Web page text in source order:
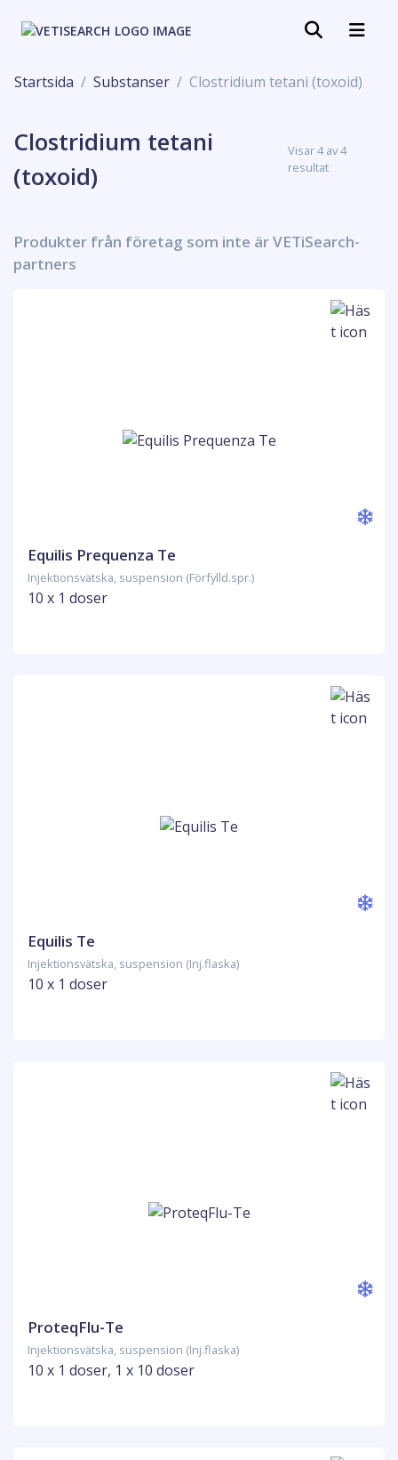
Startsida Substanser Clostridium tetani (toxoid)
Clostridium tetani
(toxoid)
Visar 4 av 4
resultat
Produkter från företag som inte är VETiSearch-
partners
Equilis Prequenza Te
Injektionsvätska, suspension (Förfylld.spr.)
10 x 1 doser
Equilis Te
Injektionsvätska, suspension (Inj.flaska)
10 x 1 doser
ProteqFlu-Te
Injektionsvätska, suspension (Inj.flaska)
10 x 1 doser, 1 x 10 doser